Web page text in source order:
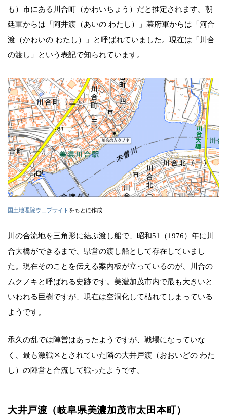
も）市にある川合町（かわいちょう）だと推定されます。朝
廷軍からは「阿井渡（あいの わたし）」幕府軍からは「河合
渡（かわいの わたし）」と呼ばれていました。現在は「川合
の渡し」という表記で知られています。
国土地理院ウェブサイト をもとに作成
川の合流地を三角形に結ぶ渡し船で、昭和51（1976）年に川
合大橋ができるまで、県営の渡し船として存在していまし
た。現在そのことを伝える案内板が立っているのが、川合の
ムクノキと呼ばれる史跡です。美濃加茂市内で最も大きいと
いわれる巨樹ですが、現在は空洞化して枯れてしまっている
ようです。
承久の乱では陣営はあったようですが、戦場になっていな
く、最も激戦区とされていた隣の大井戸渡（おおいどの わた
し）の陣営と合流して戦ったようです。
大井戸渡（岐阜県美濃加茂市太田本町）